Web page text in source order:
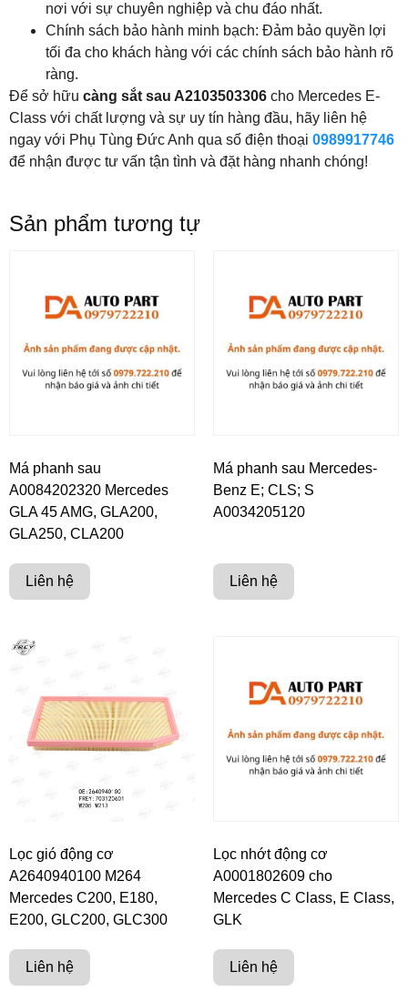
nơi với sự chuyên nghiệp và chu đáo nhất.
Chính sách bảo hành minh bạch: Đảm bảo quyền lợi
tối đa cho khách hàng với các chính sách bảo hành rõ
ràng.
Để sở hữu càng sắt sau A2103503306 cho Mercedes E-
Class với chất lượng và sự uy tín hàng đầu, hãy liên hệ
ngay với Phụ Tùng Đức Anh qua số điện thoại 0989917746
để nhận được tư vấn tận tình và đặt hàng nhanh chóng!
Sản phẩm tương tự
Má phanh sau
A0084202320 Mercedes
GLA 45 AMG, GLA200,
GLA250, CLA200
Liên hệ
Má phanh sau Mercedes-
Benz E; CLS; S
A0034205120
Liên hệ
Lọc gió động cơ
A2640940100 M264
Mercedes C200, E180,
E200, GLC200, GLC300
Liên hệ
Lọc nhớt động cơ
A0001802609 cho
Mercedes C Class, E Class,
GLK
Liên hệ